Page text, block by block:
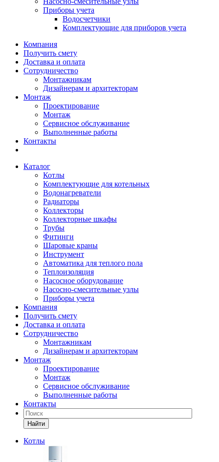
Приборы учета
Водосчетчики
Комплектующие для приборов учета
Компания
Получить смету
Доставка и оплата
Сотрудничество
Монтажникам
Дизайнерам и архитекторам
Монтаж
Проектирование
Монтаж
Сервисное обслуживание
Выполненные работы
Контакты
Каталог
Котлы
Комплектующие для котельных
Водонагреватели
Радиаторы
Коллекторы
Коллекторные шкафы
Трубы
Фитинги
Шаровые краны
Инструмент
Автоматика для теплого пола
Теплоизоляция
Насосное оборудование
Насосно-смесительные узлы
Приборы учета
Компания
Получить смету
Доставка и оплата
Сотрудничество
Монтажникам
Дизайнерам и архитекторам
Монтаж
Проектирование
Монтаж
Сервисное обслуживание
Выполненные работы
Контакты
Найти
Котлы